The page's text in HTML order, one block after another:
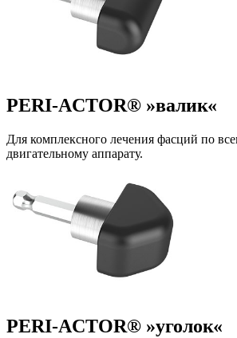
PERI-ACTOR® »валик«
Для комплексного лечения фасций по
двигательному аппарату.
PERI-ACTOR® »уголок«